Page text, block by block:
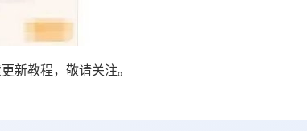
新教程，敬请关注。